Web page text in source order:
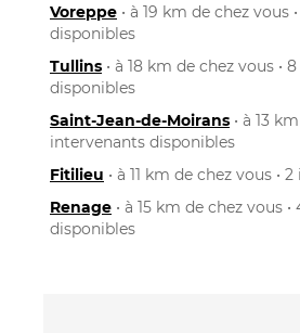
Voreppe • à 19 km de chez vous
disponibles
Tullins • à 18 km de chez vous •
disponibles
Saint-Jean-de-Moirans • à 13
intervenants disponibles
Fitilieu • à 11 km de chez vous
Renage • à 15 km de chez vous
disponibles